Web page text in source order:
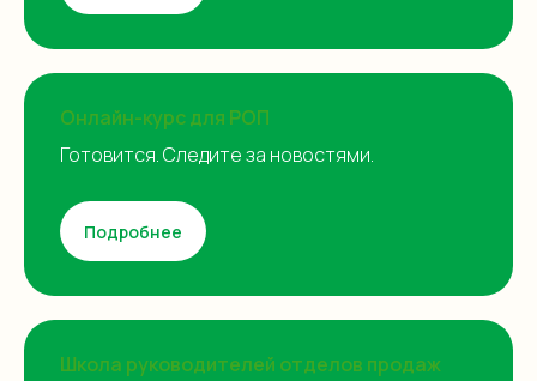
Онлайн-курс для РОП
Готовится. Следите за новостями.
Подробнее
Школа руководителей отделов продаж